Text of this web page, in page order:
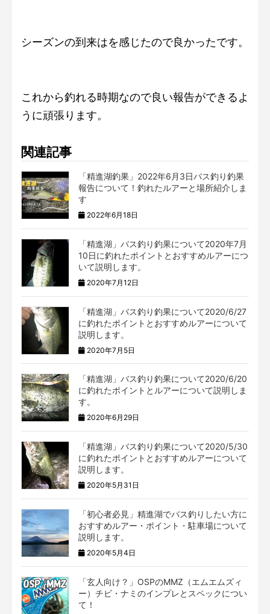
シーズンの到来はを感じたので良かったです。
これから釣れる時期なので良い報告ができるよ
うに頑張ります。
関連記事
「精進湖釣果」2022年6月3日バス釣り釣果
報告について！釣れたルアーと場所紹介しま
す
2022年6月18日
「精進湖」バス釣り釣果について2020年7月
10日に釣れたポイントとおすすめルアーにつ
いて説明します。
2020年7月12日
「精進湖」バス釣り釣果について2020/6/27
に釣れたポイントとおすすめルアーについて
説明します。
2020年7月5日
「精進湖」バス釣り釣果について2020/6/20
に釣れたポイントとルアーについて説明しま
す。
2020年6月29日
「精進湖」バス釣り釣果について2020/5/30
に釣れたポイントとおすすめルアーについて
説明します。
2020年5月31日
「初心者必見」精進湖でバス釣りしたい方に
おすすめルアー・ポイント・駐車場について
説明します。
2020年5月4日
「玄人向け？」OSPのMMZ（エムエムズィ
ー）チビ・ナミのインプレとスペックについ
て！